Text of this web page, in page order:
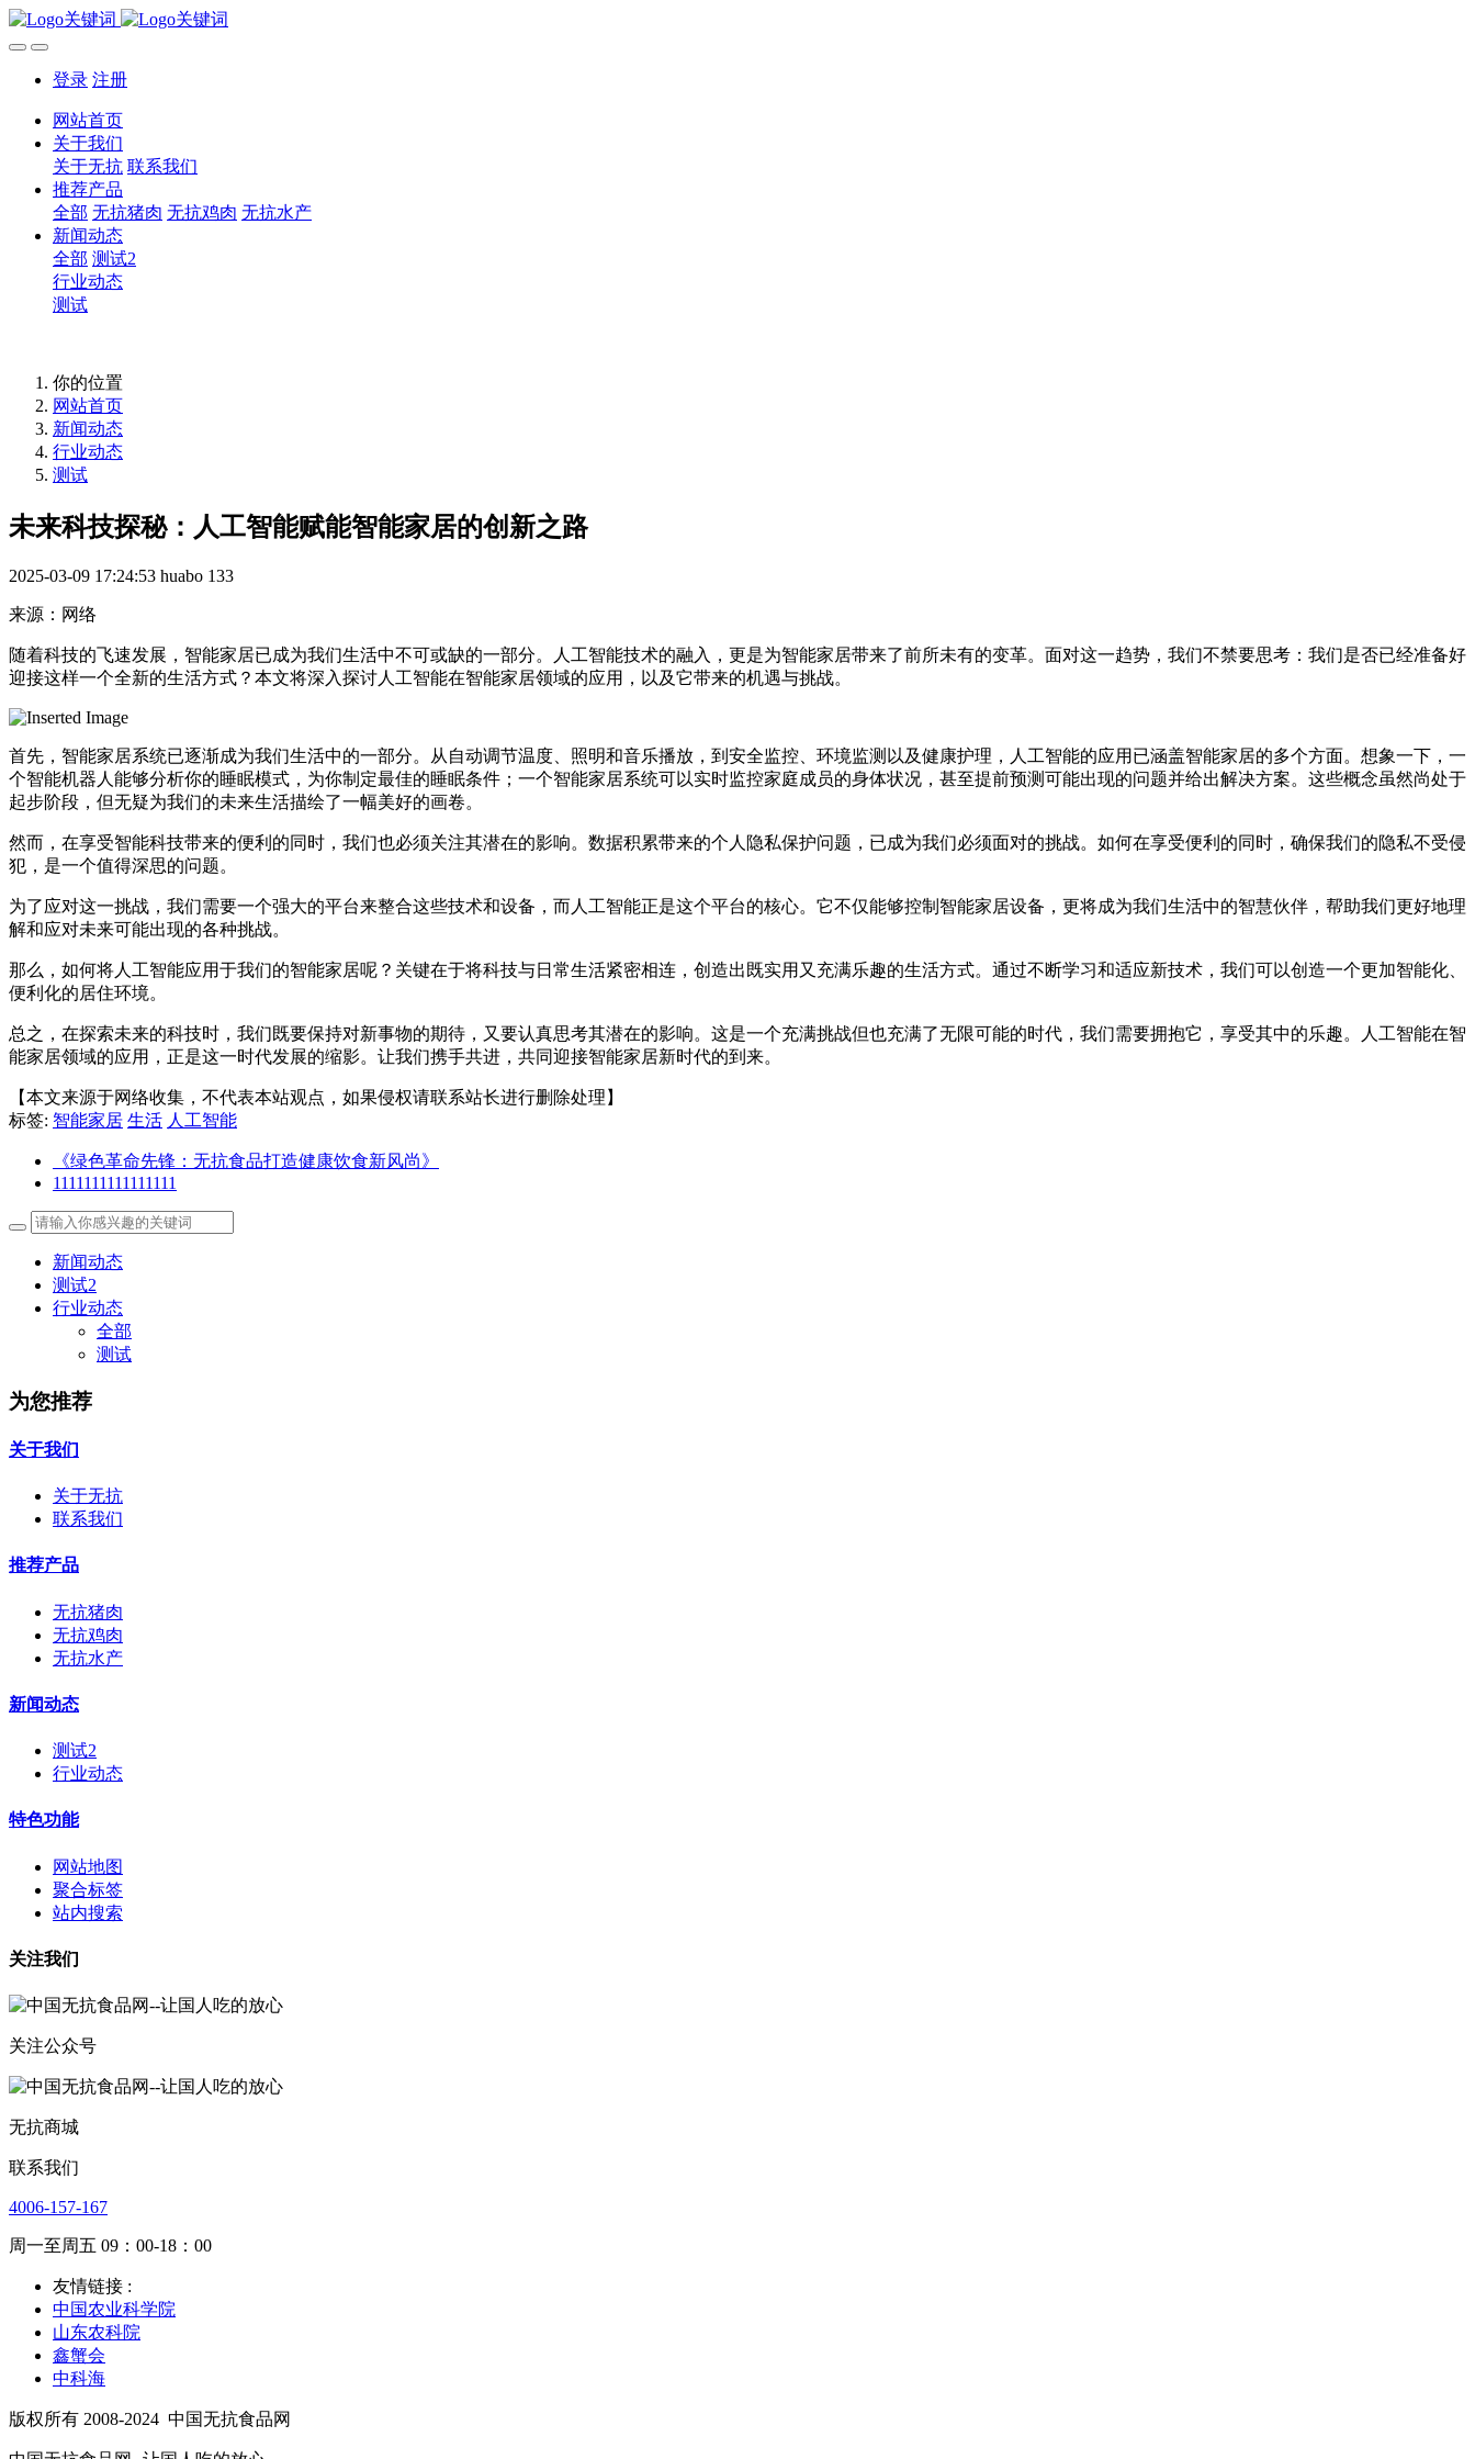
登录 注册
网站首页
关于我们
关于无抗 联系我们
推荐产品
全部 无抗猪肉 无抗鸡肉 无抗水产
新闻动态
全部 测试2
行业动态
测试
你的位置
网站首页
新闻动态
行业动态
测试
未来科技探秘：人工智能赋能智能家居的创新之路
2025-03-09 17:24:53 huabo 133
来源：网络
随着科技的飞速发展，智能家居已成为我们生活中不可或缺的一部分。人工智能技术的融入，更是为智能家居带来了前所未有的变革。面对这一趋势，我们不禁要思考：我们是否已经准备好
迎接这样一个全新的生活方式？本文将深入探讨人工智能在智能家居领域的应用，以及它带来的机遇与挑战。
首先，智能家居系统已逐渐成为我们生活中的一部分。从自动调节温度、照明和音乐播放，到安全监控、环境监测以及健康护理，人工智能的应用已涵盖智能家居的多个方面。想象一下，一
个智能机器人能够分析你的睡眠模式，为你制定最佳的睡眠条件；一个智能家居系统可以实时监控家庭成员的身体状况，甚至提前预测可能出现的问题并给出解决方案。这些概念虽然尚处于
起步阶段，但无疑为我们的未来生活描绘了一幅美好的画卷。
然而，在享受智能科技带来的便利的同时，我们也必须关注其潜在的影响。数据积累带来的个人隐私保护问题，已成为我们必须面对的挑战。如何在享受便利的同时，确保我们的隐私不受侵
犯，是一个值得深思的问题。
为了应对这一挑战，我们需要一个强大的平台来整合这些技术和设备，而人工智能正是这个平台的核心。它不仅能够控制智能家居设备，更将成为我们生活中的智慧伙伴，帮助我们更好地理
解和应对未来可能出现的各种挑战。
那么，如何将人工智能应用于我们的智能家居呢？关键在于将科技与日常生活紧密相连，创造出既实用又充满乐趣的生活方式。通过不断学习和适应新技术，我们可以创造一个更加智能化、
便利化的居住环境。
总之，在探索未来的科技时，我们既要保持对新事物的期待，又要认真思考其潜在的影响。这是一个充满挑战但也充满了无限可能的时代，我们需要拥抱它，享受其中的乐趣。人工智能在智
能家居领域的应用，正是这一时代发展的缩影。让我们携手共进，共同迎接智能家居新时代的到来。
【本文来源于网络收集，不代表本站观点，如果侵权请联系站长进行删除处理】
标签: 智能家居 生活 人工智能
《绿色革命先锋：无抗食品打造健康饮食新风尚》
1111111111111111
新闻动态
测试2
行业动态
全部
测试
为您推荐
关于我们
关于无抗
联系我们
推荐产品
无抗猪肉
无抗鸡肉
无抗水产
新闻动态
测试2
行业动态
特色功能
网站地图
聚合标签
站内搜索
关注我们
关注公众号
无抗商城
联系我们
4006-157-167
周一至周五 09：00-18：00
友情链接 :
中国农业科学院
山东农科院
鑫蟹会
中科海
版权所有 2008-2024 中国无抗食品网